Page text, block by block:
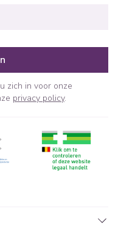
zich in voor onze
privacy policy.